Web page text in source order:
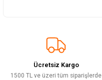
Ücretsiz Kargo
1500 TL ve üzeri tüm siparişlerde